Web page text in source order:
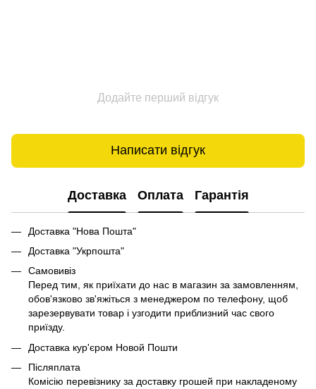
Додайте перший відгук
Написати відгук
Доставка Оплата Гарантія
Доставка "Нова Пошта"
Доставка "Укрпошта"
Самовивіз
Перед тим, як приїхати до нас в магазин за замовленням,
обов'язково зв'яжіться з менеджером по телефону, щоб
зарезервувати товар і узгодити приблизний час свого
приїзду.
Доставка кур'єром Новой Пошти
Післяплата
Комісію перевізнику за доставку грошей при накладеному